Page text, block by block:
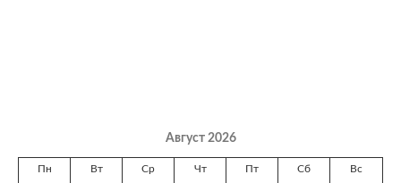
Август 2026
Пн Вт Ср Чт Пт Сб Вс